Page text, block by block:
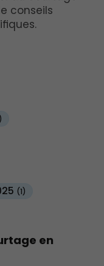
(1)
en
conseils